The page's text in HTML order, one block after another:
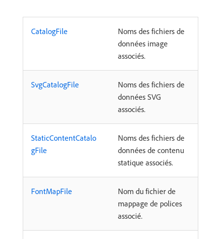
CatalogFile
Noms des fichiers de
données image
associés.
SvgCatalogFile
Noms des fichiers de
données SVG
associés.
StaticContentCatalo
gFile
Noms des fichiers de
données de contenu
statique associés.
FontMapFile
Nom du fichier de
mappage de polices
associé.